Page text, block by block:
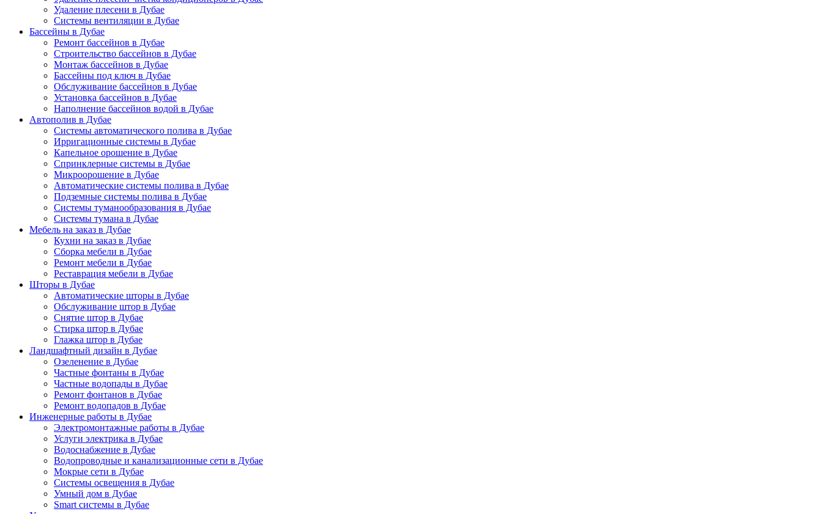
Удаление плесени в Дубае
Системы вентиляции в Дубае
Бассейны в Дубае
Ремонт бассейнов в Дубае
Строительство бассейнов в Дубае
Монтаж бассейнов в Дубае
Бассейны под ключ в Дубае
Обслуживание бассейнов в Дубае
Установка бассейнов в Дубае
Наполнение бассейнов водой в Дубае
Автополив в Дубае
Системы автоматического полива в Дубае
Ирригационные системы в Дубае
Капельное орошение в Дубае
Спринклерные системы в Дубае
Микроорошение в Дубае
Автоматические системы полива в Дубае
Подземные системы полива в Дубае
Системы туманообразования в Дубае
Системы тумана в Дубае
Мебель на заказ в Дубае
Кухни на заказ в Дубае
Сборка мебели в Дубае
Ремонт мебели в Дубае
Реставрация мебели в Дубае
Шторы в Дубае
Автоматические шторы в Дубае
Обслуживание штор в Дубае
Снятие штор в Дубае
Стирка штор в Дубае
Глажка штор в Дубае
Ландшафтный дизайн в Дубае
Озеленение в Дубае
Частные фонтаны в Дубае
Частные водопады в Дубае
Ремонт фонтанов в Дубае
Ремонт водопадов в Дубае
Инженерные работы в Дубае
Электромонтажные работы в Дубае
Услуги электрика в Дубае
Водоснабжение в Дубае
Водопроводные и канализационные сети в Дубае
Мокрые сети в Дубае
Системы освещения в Дубае
Умный дом в Дубае
Smart системы в Дубае